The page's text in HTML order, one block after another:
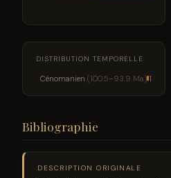
DISTRIBUTION TEMPORELLE
Cénomanien (100.5–93.9 Ma) 1
Bibliographie
DESCRIPTION ORIGINALE